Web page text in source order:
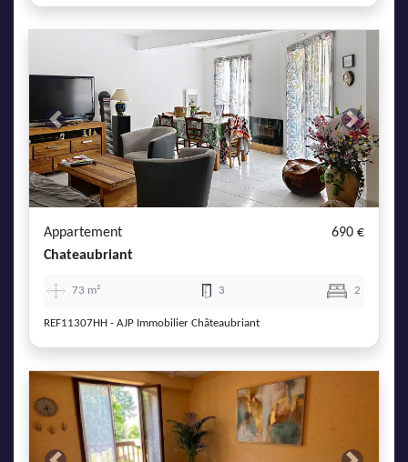
Previous Next
Appartement
690 €
Chateaubriant
73 m² 3 2
REF11307HH - AJP Immobilier Châteaubriant